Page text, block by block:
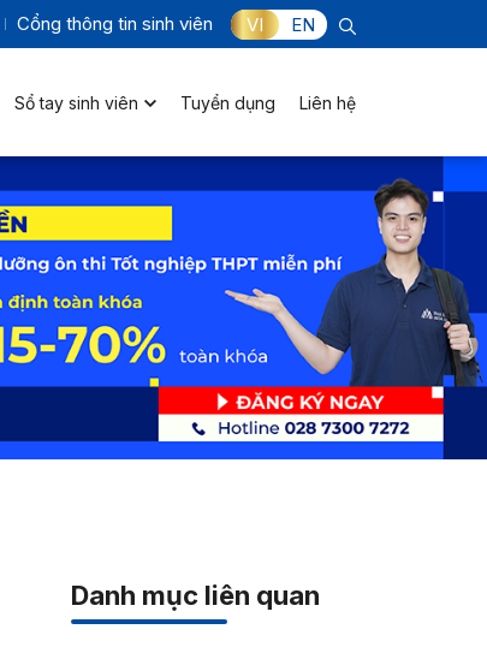
Cổng thông tin sinh viên VI EN
Sổ tay sinh viên Tuyển dụng Liên hệ
Danh mục liên quan